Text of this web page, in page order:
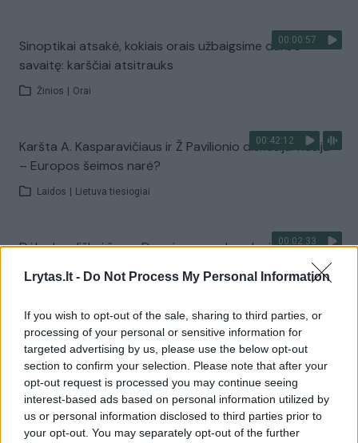
Lrytas.lt - Do Not Process My Personal Information
If you wish to opt-out of the sale, sharing to third parties, or
processing of your personal or sensitive information for
targeted advertising by us, please use the below opt-out
section to confirm your selection. Please note that after your
opt-out request is processed you may continue seeing
interest-based ads based on personal information utilized by
us or personal information disclosed to third parties prior to
your opt-out. You may separately opt-out of the further
00:00:57
Sinoptikai atsakė, kokiais orais užbaigsime darbo
savaitę: karščiai atsitrauks
Žinios Orai
00:42:12
Karšta A. Kasparavičiaus ir Ž Pavilionio diskusija: Rusija
– Europos šeimos narė?
Laidos Lietuva tiesiogiai
00:02:33
Dėl rekordiškai žemo Dunojaus vandens lygio –
Visi įrašai
Žiūrimiausi įrašai